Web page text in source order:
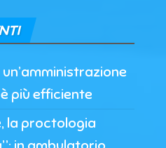
più efficiente
la proctologia